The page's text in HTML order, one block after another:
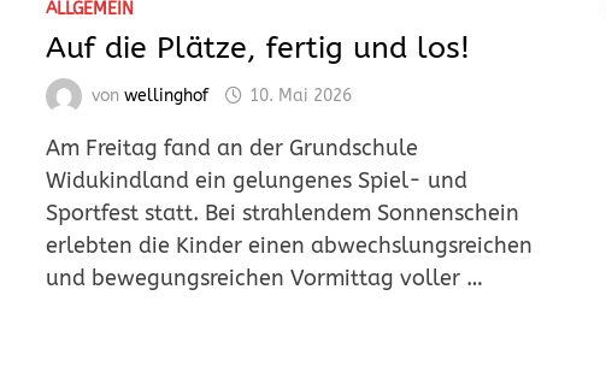
Aktuelles
ALLGEMEIN
Auf die Plätze, fertig und los!
vonwellinghof 10. Mai 2026
Am Freitag fand an der Grundschule
Widukindland ein gelungenes Spiel- und
Sportfest statt. Bei strahlendem Sonnenschein
erlebten die Kinder einen abwechslungsreichen
und bewegungsreichen Vormittag voller …